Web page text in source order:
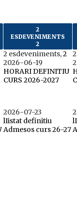
2
ESDEVENIMENTS
2
2 esdeveniments,2
2026-06-19
HORARI DEFINITIU
CURS 2026-2027
2026-07-23
lIistat definitiu
Admesos curs 26-27